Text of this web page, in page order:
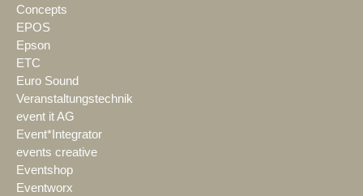
Concepts
EPOS
Epson
ETC
Euro Sound
Veranstaltungstechnik
event it AG
Event*Integrator
events creative
Eventshop
Eventworx